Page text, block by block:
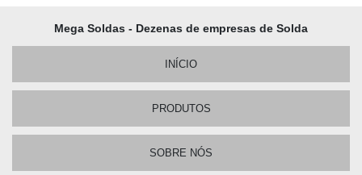
Mega Soldas - Dezenas de empresas de Solda
INÍCIO
PRODUTOS
SOBRE NÓS